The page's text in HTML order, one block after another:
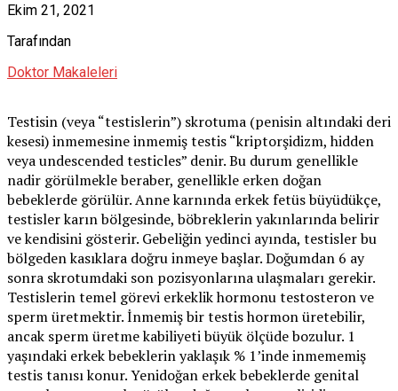
Ekim 21, 2021
Tarafından
Doktor Makaleleri
Testisin (veya “testislerin”) skrotuma (penisin altındaki deri
kesesi) inmemesine inmemiş testis “kriptorşidizm, hidden
veya undescended testicles” denir. Bu durum genellikle
nadir görülmekle beraber, genellikle erken doğan
bebeklerde görülür. Anne karnında erkek fetüs büyüdükçe,
testisler karın bölgesinde, böbreklerin yakınlarında belirir
ve kendisini gösterir. Gebeliğin yedinci ayında, testisler bu
bölgeden kasıklara doğru inmeye başlar. Doğumdan 6 ay
sonra skrotumdaki son pozisyonlarına ulaşmaları gerekir.
Testislerin temel görevi erkeklik hormonu testosteron ve
sperm üretmektir. İnmemiş bir testis hormon üretebilir,
ancak sperm üretme kabiliyeti büyük ölçüde bozulur. 1
yaşındaki erkek bebeklerin yaklaşık % 1’inde inmememiş
testis tanısı konur. Yenidoğan erkek bebeklerde genital